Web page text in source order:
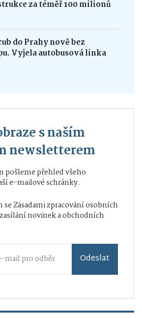
za téměř 100 milionů
do Prahy nově bez
Vyjela autobusová linka
s naším
newsletterem
pošleme přehled všeho
e-mailové schránky.
seZásadami zpracování osobních
novinek a obchodních
Odeslat